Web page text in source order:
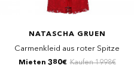
NATASCHA GRUEN
Carmenkleid aus roter Spitze
Mieten 380€ Kaufen 1998€